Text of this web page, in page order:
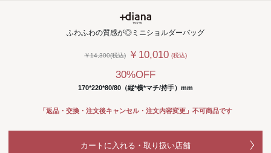
ふわふわの質感が◎ミニショルダーバッグ
￥14,300(税込) ￥10,010 (税込)
30%OFF
170*220*80/80（縦*横*マチ/持手）mm
「返品・交換・注文後キャンセル・注文内容変更」不可商品です
カートに入れる・取り扱い店舗